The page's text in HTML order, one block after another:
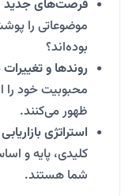
فرصت‌های جدید
موضوعاتی را
بوده‌اند؟
روندها و تغییرات
محبوبیت خود
ظهور می‌کنند.
استراتژی
کلیدی، پایه و
شما هستند.